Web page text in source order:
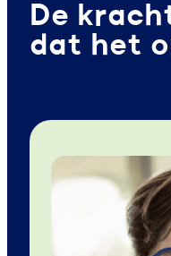
De
dat het